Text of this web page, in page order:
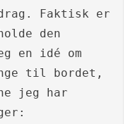
Faktisk er
den
en idé om
til bordet,
jeg har